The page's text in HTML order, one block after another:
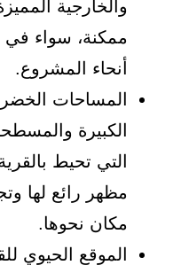
والخارجية
ممكنة، سواء في
أنحاء المشروع.
المساحات
الكبيرة
التي تحيط
مظهر رائع لها
مكان نحوها.
الموقع الحيوي